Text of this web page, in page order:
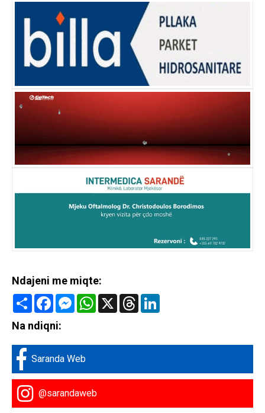
Ndajeni me miqte:
Share FacebookMessenger
WhatsApp
X Threads
Na ndiqni:
Saranda Web
@sarandaweb